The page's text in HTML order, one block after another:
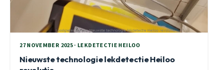
27 NOVEMBER 2025 · LEKDETECTIE HEILOO
Nieuwste technologie lekdetectie Heiloo